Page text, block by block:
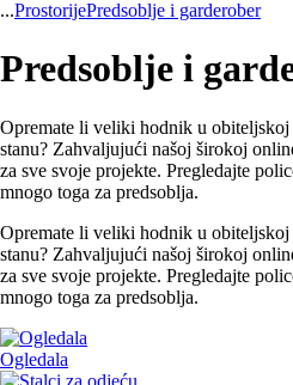
...ProstorijePredsoblje i garderober
Predsoblje i
Opremate li veliki hodnik u
stanu? Zahvaljujući našoj širokoj
za sve svoje projekte. Pregledajte
mnogo toga za predsoblja.
Opremate li veliki hodnik u
stanu? Zahvaljujući našoj širokoj
za sve svoje projekte. Pregledajte
mnogo toga za predsoblja.
Ogledala